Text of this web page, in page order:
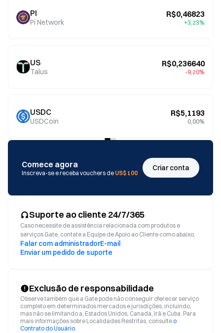
PI
Pi Network
R$0,46823
+3,23%
US
Talus
R$0,236640
-9,20%
USDC
USDCoin
R$5,1193
0,00%
Comece agora
Inscreva-se e receba vouchers de US$ 100
Criar conta
Suporte ao cliente 24/7/365
Caso necessite de assistência relacionada com produtos e
serviços Gate, contate a Equipe de Apoio ao Cliente como abaixo.
Falar com administradorE-mail
Enviar um pedido de suporte
Exclusão de responsabilidade
Observe também que a Gate pode não conseguir oferecer serviço
completo em determinados mercados e jurisdições, incluindo,
mas não se limitando a, Estados Unidos, Canadá, Irã e Cuba. Para
mais informações sobre Localidades Restritas, consulte o
Contrato do Usuário.